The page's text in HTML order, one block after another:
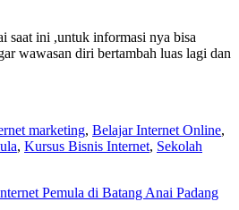
saat ini ,untuk informasi nya bisa
wawasan diri bertambah luas lagi dan
marketing, Belajar Internet Online,
, Kursus Bisnis Internet, Sekolah